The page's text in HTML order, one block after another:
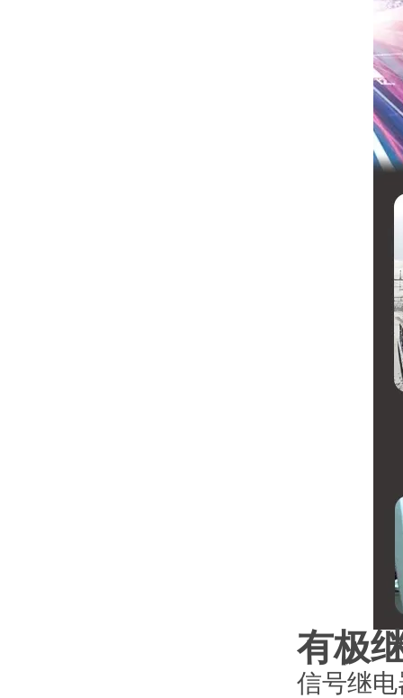
有极
信号继